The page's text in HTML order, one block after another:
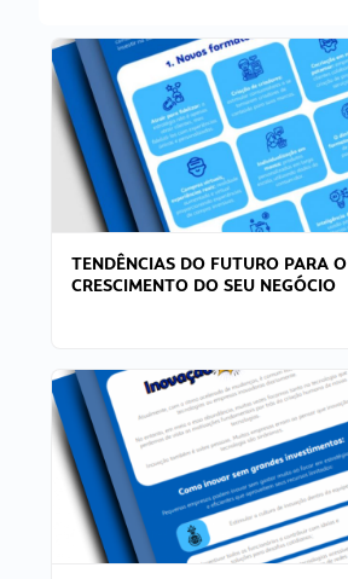
TENDÊNCIAS DO FUTURO PARA O
CRESCIMENTO DO SEU NEGÓCIO